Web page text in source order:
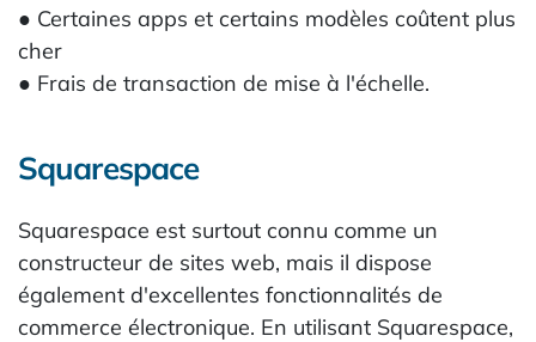
● Certaines apps et certains modèles coûtent plus
cher
● Frais de transaction de mise à l'échelle.
Squarespace
Squarespace est surtout connu comme un
constructeur de sites web, mais il dispose
également d'excellentes fonctionnalités de
commerce électronique. En utilisant Squarespace,